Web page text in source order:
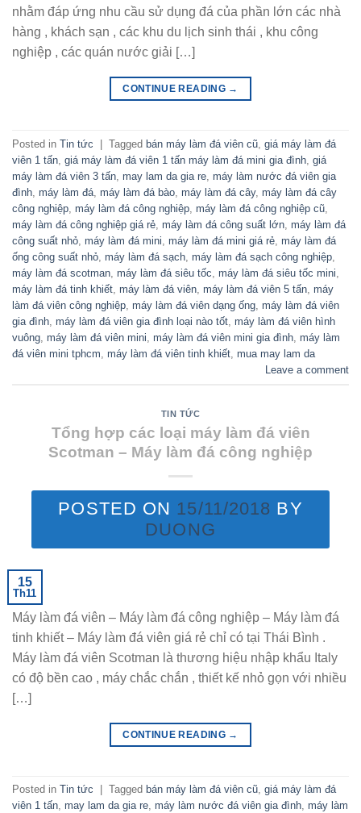
nhằm đáp ứng nhu cầu sử dụng đá của phần lớn các nhà
hàng , khách sạn , các khu du lịch sinh thái , khu công
nghiệp , các quán nước giải […]
CONTINUE READING →
Posted in Tin tức | Tagged bán máy làm đá viên cũ giá máy làm đá
viên 1 tấn giá máy làm đá viên 1 tấn máy làm đá mini gia đình giá
máy làm đá viên 3 tấn may lam da gia re máy làm nước đá viên gia
đình máy làm đá máy làm đá bào máy làm đá cây, máy làm đá cây
công nghiệp máy làm đá công nghiệp máy làm đá công nghiệp cũ
máy làm đá công nghiệp giá rẻ máy làm đá công suất lớn máy làm đá
công suất nhỏ máy làm đá mini máy làm đá mini giá rẻ máy làm đá
ống công suất nhỏ máy làm đá sạch máy làm đá sạch công nghiệp
máy làm đá scotman máy làm đá siêu tốc máy làm đá siêu tốc mini
máy làm đá tinh khiết máy làm đá viên máy làm đá viên 5 tấn máy
làm đá viên công nghiệp máy làm đá viên dạng ống máy làm đá viên
gia đình máy làm đá viên gia đình loại nào tốt máy làm đá viên hình
vuông máy làm đá viên mini máy làm đá viên mini gia đình máy làm
đá viên mini tphcm máy làm đá viên tinh khiết mua may lam da
Leave a comment
TIN TỨC
Tổng hợp các loại máy làm đá viên
Scotman – Máy làm đá công nghiệp
POSTED ON 15/11/2018 BY
DUONG
15
Th11
Máy làm đá viên – Máy làm đá công nghiệp – Máy làm đá
tinh khiết – Máy làm đá viên giá rẻ chỉ có tại Thái Bình .
Máy làm đá viên Scotman là thương hiệu nhập khẩu Italy
có độ bền cao , máy chắc chắn , thiết kế nhỏ gọn với nhiều
[…]
CONTINUE READING →
Posted in Tin tức Tagged bán máy làm đá viên cũ, giá máy làm đá
viên 1 tấn, may lam da gia re, máy làm nước đá viên gia đình, máy làm